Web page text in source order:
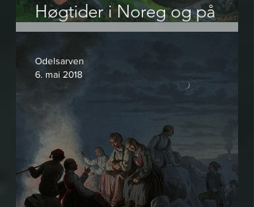
Høgtider i Noreg og på
Island - Vårfest og Jonsok
Odelsarven
6. mai 2018